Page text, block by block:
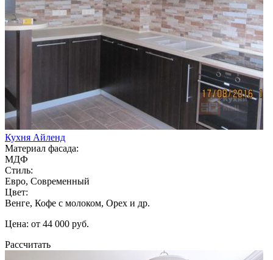
Кухня Айленд
Материал фасада:
МДФ
Стиль:
Евро, Современный
Цвет:
Венге, Кофе с молоком, Орех и др.
Цена: от 44 000 руб.
Рассчитать